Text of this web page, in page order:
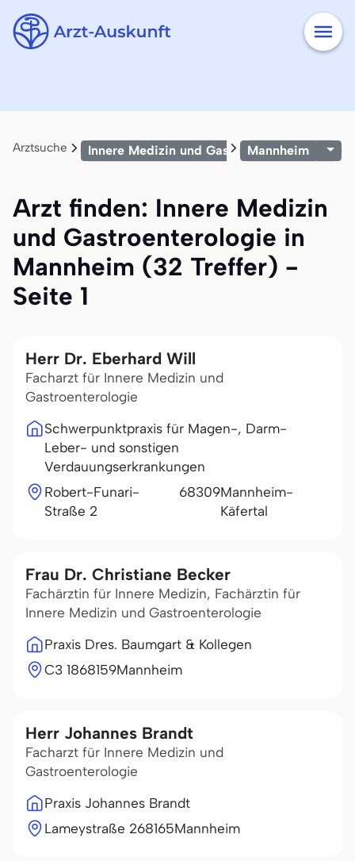
Arztsuche Innere Medizin und Gastroenterologie
Mannheim
Arzt finden: Innere Medizin
und Gastroenterologie in
Mannheim (32 Treffer) -
Seite 1
Herr Dr. Eberhard Will
Facharzt für Innere Medizin und
Gastroenterologie
Schwerpunktpraxis für Magen-, Darm-
Leber- und sonstigen
Verdauungserkrankungen
Robert-Funari-
Straße 2
68309Mannheim-
Käfertal
Frau Dr. Christiane Becker
Fachärztin für Innere Medizin, Fachärztin für
Innere Medizin und Gastroenterologie
Praxis Dres. Baumgart & Kollegen
C3 1868159Mannheim
Herr Johannes Brandt
Facharzt für Innere Medizin und
Gastroenterologie
Praxis Johannes Brandt
Lameystraße 268165Mannheim